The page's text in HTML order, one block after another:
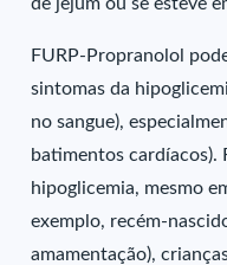
FURP-Propranolol
sintomas da
no sangue),
batimentos cardíacos).
hipoglicemia, mesmo
exemplo, recém-
amamentação),